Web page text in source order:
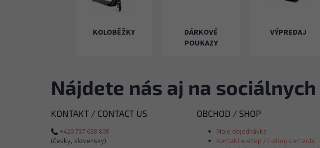
KOLOBĚŽKY
DÁRKOVÉ
POUKAZY
VÝPREDAJ
Nájdete nás aj na
KONTAKT / CONTACT US
+420 737 638 809
(česky, slovensky)
OBCHOD / SHOP
Moje objednávka
Kontakt e-shop / E-shop contacts